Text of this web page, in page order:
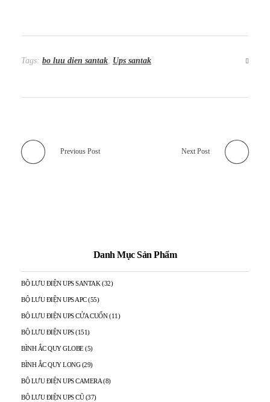
Tags: bo luu dien santak, Ups santak
Previous Post Next Post
Danh Mục Sản Phẩm
BỘ LƯU ĐIỆN UPS SANTAK (32)
BỘ LƯU ĐIỆN UPS APC (55)
BỘ LƯU ĐIỆN UPS CỬA CUỐN (11)
BỘ LƯU ĐIỆN UPS (151)
BÌNH ẮC QUY GLOBE (5)
BÌNH ẮC QUY LONG (29)
BỘ LƯU ĐIỆN UPS CAMERA (8)
BỘ LƯU ĐIỆN UPS CŨ (37)